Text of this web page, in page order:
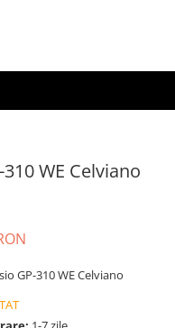
WE Celviano
GP-310 WE Celviano